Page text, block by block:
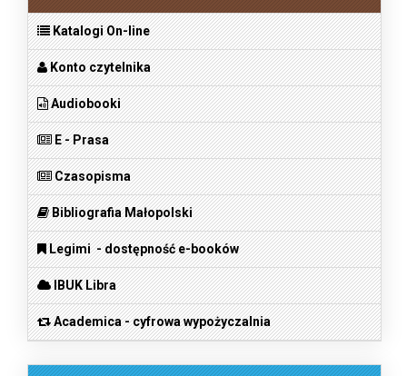
Katalogi On-line
Konto czytelnika
Audiobooki
E - Prasa
Czasopisma
Bibliografia Małopolski
Legimi - dostępność e-booków
IBUK Libra
Academica - cyfrowa wypożyczalnia